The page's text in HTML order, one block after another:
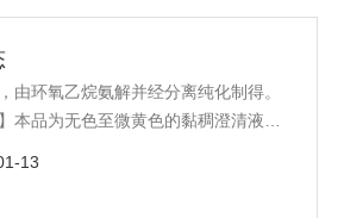
环氧乙烷氨解并经分离纯化制得。
本品为无色至微黄色的黏稠澄清液
13